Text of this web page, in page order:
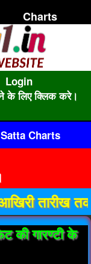
Charts
Login
के लिए क्लिक करे।
Charts
तक गैसर
की गारण्टी के